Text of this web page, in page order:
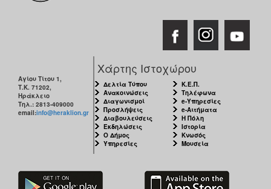
Αγίου Τίτου 1,
Τ.Κ. 71202,
Ηράκλειο
Τηλ.: 2813-409000
email:info@heraklion.gr
Χάρτης Ιστοχώρου
Δελτία Τύπου
Ανακοινώσεις
Διαγωνισμοί
Προσλήψεις
Διαβουλεύσεις
Εκδηλώσεις
Ο Δήμος
Υπηρεσίες
Κ.Ε.Π.
Τηλέφωνα
e-Υπηρεσίες
e-Αιτήματα
Η Πόλη
Ιστορία
Κνωσός
Μουσεία